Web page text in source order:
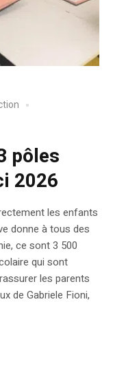
pôles
2026
les enfants
donne à tous des
ce sont 3 500
qui sont
les parents
de Gabriele Fioni,